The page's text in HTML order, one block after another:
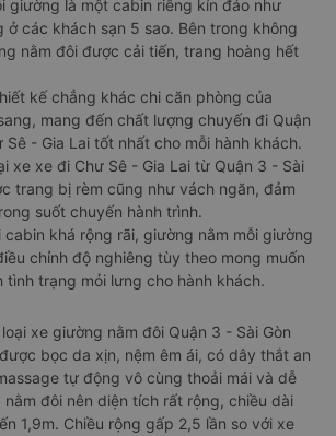
giường là một cabin riêng kín đáo như
ở các khách sạn 5 sao. Bên trong không
nằm đôi được cải tiến, trang hoàng hết
kế chẳng khác chi căn phòng của
mang đến chất lượng chuyến đi Quận
Sê - Gia Lai tốt nhất cho mỗi hành khách.
xe xe đi Chư Sê - Gia Lai từ Quận 3 - Sài
trang bị rèm cũng như vách ngăn, đảm
suốt chuyến hành trình.
cabin khá rộng rãi, giường nằm mỗi giường
chỉnh độ nghiêng tùy theo mong muốn
tình trạng mỏi lưng cho hành khách.
xe giường nằm đôi Quận 3 - Sài Gòn
bọc da xịn, nệm êm ái, có dây thắt an
tự động vô cùng thoải mái và dễ
nằm đôi nên diện tích rất rộng, chiều dài
1,9m. Chiều rộng gấp 2,5 lần so với xe